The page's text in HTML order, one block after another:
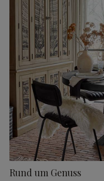
Rund um Genuss